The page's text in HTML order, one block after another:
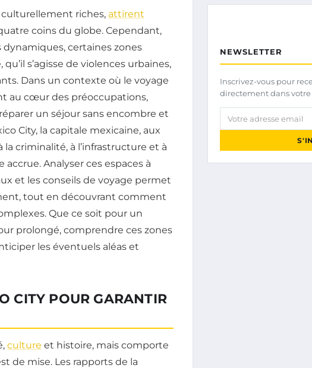
riches, attirent
coins du globe. Cependant,
certaines zones
s’agisse de violences urbaines,
Dans un contexte où le voyage
au cœur des préoccupations,
un séjour sans encombre et
City, la capitale mexicaine, aux
criminalité, à l’infrastructure et à
Analyser ces espaces à
et les conseils de voyage permet
tout en découvrant comment
Que ce soit pour un
prolongé, comprendre ces zones
les éventuels aléas et
CITY POUR GARANTIR
culture et histoire, mais comporte
de mise. Les rapports de la
NEWSLETTER
Inscrivez-vous pour
directement dans
Votre adresse email